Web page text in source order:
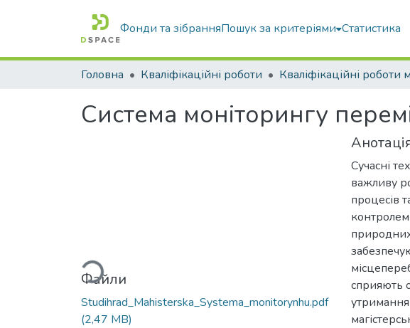
Фонди та зібранняПошук за критеріями Статистика
Головна Кваліфікаційні роботи
Система моніторингу
Вантажиться...
Файли
Studihrad_Mahisterska_Systema_monitorynhu.pdf
(2,47 MB)
Сучасні
важливу
процесів
сприяють